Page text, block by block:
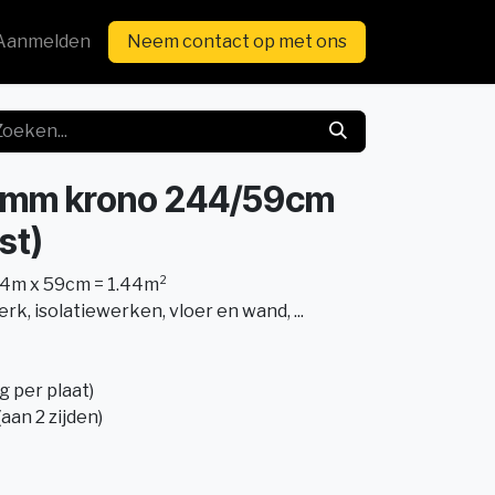
Neem contact op met ons
krono 244/59cm
x 59cm = 1.44m²
isolatiewerken, vloer en wand, ...
per plaat)
2 zijden)